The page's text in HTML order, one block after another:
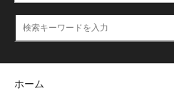
ホーム